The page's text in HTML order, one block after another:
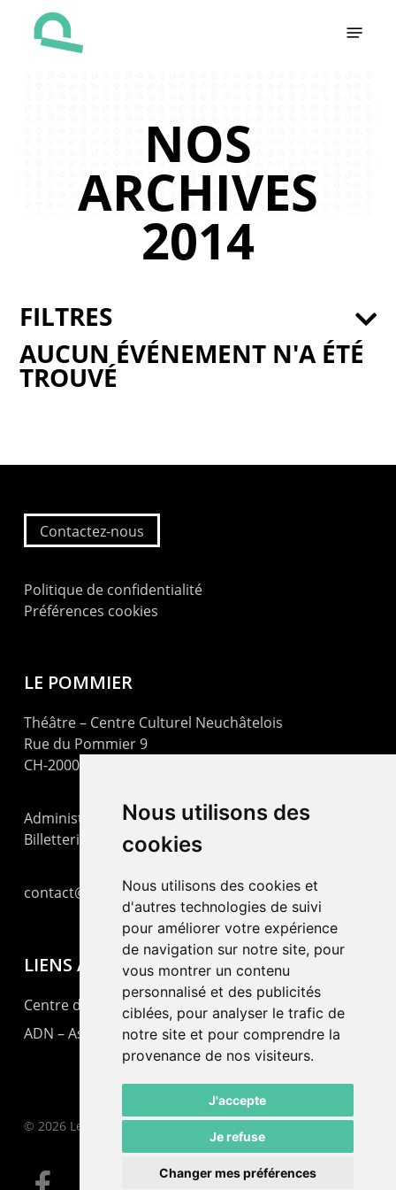
Nous utilisons des
cookies
Nous utilisons des cookies et
d'autres technologies de suivi
pour améliorer votre expérience
de navigation sur notre site, pour
vous montrer un contenu
personnalisé et des publicités
ciblées, pour analyser le trafic de
notre site et pour comprendre la
provenance de nos visiteurs.
J'accepte
Je refuse
Changer mes préférences
NOS
ARCHIVES
2014
AUCUN ÉVÉNEMENT N'A ÉTÉ
TROUVÉ
FILTRES
Contactez-nous
Politique de confidentialité
Préférences cookies
LE POMMIER
Théâtre – Centre Culturel Neuchâtelois
Rue du Pommier 9
CH-2000 Neuchâtel
Administration : +41 32 725 03 03
Billetterie : +41 32 725 05 05
contact@lepommier.ch
LIENS AMIS
Centre de culture ABC
ADN – Association Danse Neuchâtel
© 2026 Le Pommier.
facebook email